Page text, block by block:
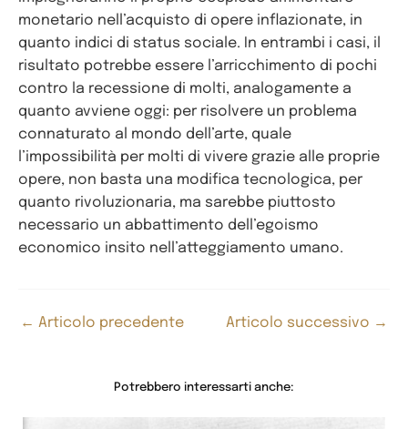
monetario nell’acquisto di opere inflazionate, in
quanto indici di status sociale. In entrambi i casi, il
risultato potrebbe essere l’arricchimento di pochi
contro la recessione di molti, analogamente a
quanto avviene oggi: per risolvere un problema
connaturato al mondo dell’arte, quale
l’impossibilità per molti di vivere grazie alle proprie
opere, non basta una modifica tecnologica, per
quanto rivoluzionaria, ma sarebbe piuttosto
necessario un abbattimento dell’egoismo
economico insito nell’atteggiamento umano.
← Articolo precedente Articolo successivo →
Potrebbero interessarti anche: